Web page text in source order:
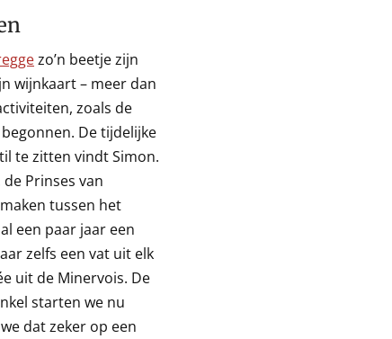
zo’n beetje zijn
wijnkaart – meer dan
zoals de
De tijdelijke
te zitten vindt Simon.
Prinses van
tussen het
een paar jaar een
zelfs een vat uit elk
uit de Minervois. De
starten we nu
dat zeker op een